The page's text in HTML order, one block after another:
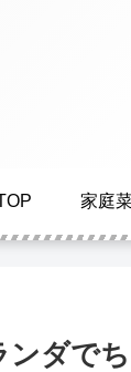
家庭
ンダで